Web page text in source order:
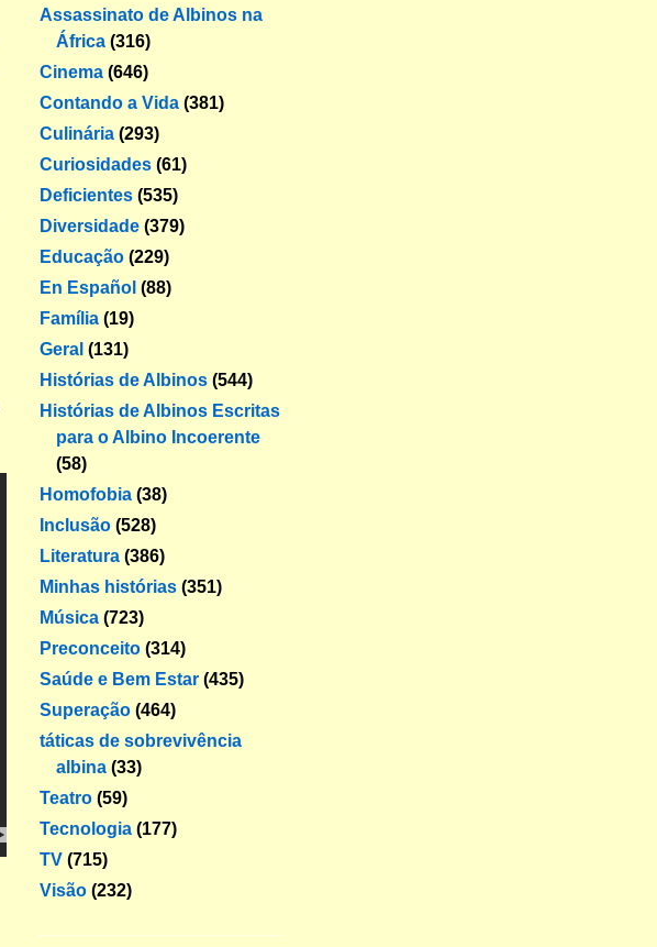
Assassinato de Albinos na
África (316)
Cinema (646)
Contando a Vida (381)
Culinária (293)
Curiosidades (61)
Deficientes (535)
Diversidade (379)
Educação (229)
En Español (88)
Família (19)
Geral (131)
Histórias de Albinos (544)
Histórias de Albinos Escritas
para o Albino Incoerente
(58)
Homofobia (38)
Inclusão (528)
Literatura (386)
Minhas histórias (351)
Música (723)
Preconceito (314)
Saúde e Bem Estar (435)
Superação (464)
táticas de sobrevivência
albina (33)
Teatro (59)
Tecnologia (177)
TV (715)
Visão (232)